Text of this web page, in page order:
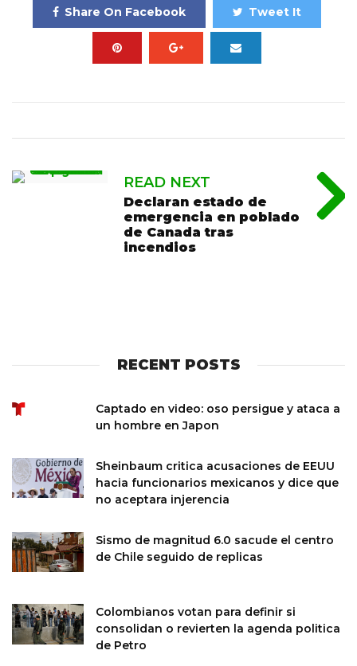
Share On Facebook Tweet It
READ NEXT
Declaran estado de
emergencia en poblado
de Canada tras
incendios
RECENT POSTS
Captado en video: oso persigue y ataca a
un hombre en Japon
Sheinbaum critica acusaciones de EEUU
hacia funcionarios mexicanos y dice que
no aceptara injerencia
Sismo de magnitud 6.0 sacude el centro
de Chile seguido de replicas
Colombianos votan para definir si
consolidan o revierten la agenda politica
de Petro